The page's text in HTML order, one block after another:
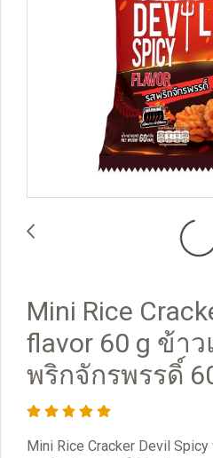
Mini Rice
flavor 60 g ข้า
พริกจักรพรรดิ์
Mini Rice Cracker Devil